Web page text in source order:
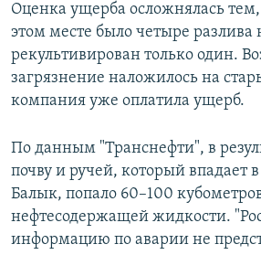
Оценка ущерба осложнялась тем,
этом месте было четыре разлива
рекультивирован только один.
загрязнение наложилось на
компания уже оплатила ущерб.
По данным "Транснефти", в
почву и ручей, который впадает
Балык, попало 60–100
нефтесодержащей жидкости.
информацию по аварии не